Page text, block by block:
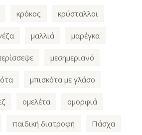
κρόκος κρύσταλλοι
μαλλιά μαρέγκα
μεσημεριανό
μπισκότα με γλάσο
ομελέτα ομορφιά
παιδική διατροφή Πάσχα